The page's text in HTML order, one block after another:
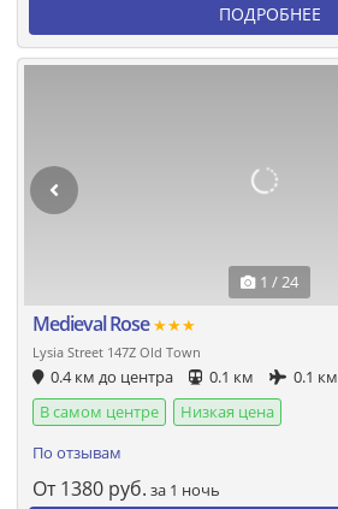
ПОДРОБНЕЕ
1 / 24
Medieval Rose★★★
Lysia Street 147Z Old Town
0.4 км до центра 0.1 км
0.1 км
В самом центре
Низкая цена
По отзывам
От 1380 руб. за 1 ночь